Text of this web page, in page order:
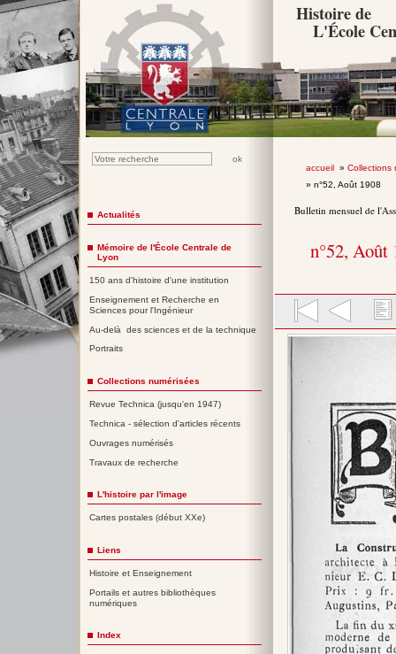
Histoire de
L'École
accueil» Collections
» n°52, Août 1908
Bulletin mensuel de
n°52, Août
Actualités
Mémoire de l'École Centrale de
Lyon
150 ans d'histoire d'une institution
Enseignement et Recherche en
Sciences pour l'Ingénieur
Au-delà des sciences et de la technique
Portraits
Collections numérisées
Revue Technica (jusqu'en 1947)
Technica - sélection d'articles récents
Ouvrages numérisés
Travaux de recherche
L'histoire par l'image
Cartes postales (début XXe)
Liens
Histoire et Enseignement
Portails et autres bibliothèques
numériques
Index